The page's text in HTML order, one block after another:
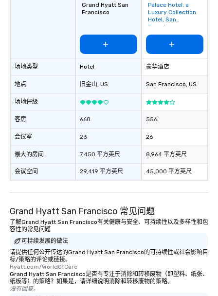
场地类型
地点
场地评级
客房
会议室
最大的房间
会议空间
Grand Hyatt San
Francisco
Hotel
旧金山, US
668
23
7,450 平方英尺
29,419 平方英尺
Removed from
favorites
Palace Hotel, a
Luxury Collection
Hotel, San
Francisco
豪华酒店
San Francisco, US
556
26
8,964 平方英尺
45,000 平方英尺
Grand Hyatt San Francisco 常见问题
了解Grand Hyatt San Francisco有关健康与安全、可持续性以及多样性和包
容性的常见问题
可持续发展的做法
请提供任何公开传达的Grand Hyatt San Francisco的可持续性或社会影响目
标/策略的评论或链接。
Hyatt.com/WorldOfCare
Grand Hyatt San Francisco是否有专注于消除和转移废物（即塑料、纸张、
纸板等）的策略？如果是，请详细说明消除和转移废物的策略。
没有回复。